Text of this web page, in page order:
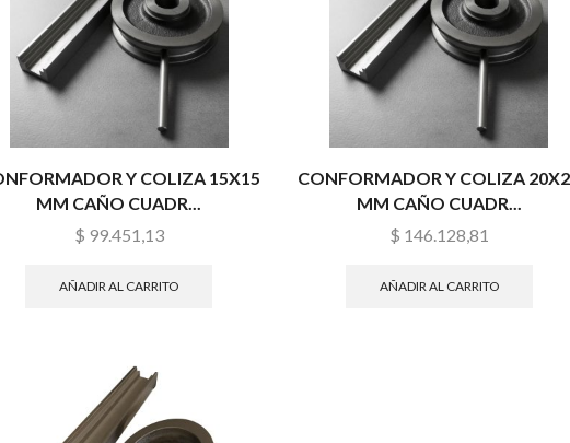
Y COLIZA 15X15
MM CAÑO CUADR...
$ 99.451,13
AÑADIR AL CARRITO
CONFORMADOR Y COLIZA
MM CAÑO CUADR...
$ 146.128,81
AÑADIR AL CARRITO